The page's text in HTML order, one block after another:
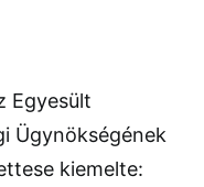
Egyesült
Ügynökségének
kiemelte: